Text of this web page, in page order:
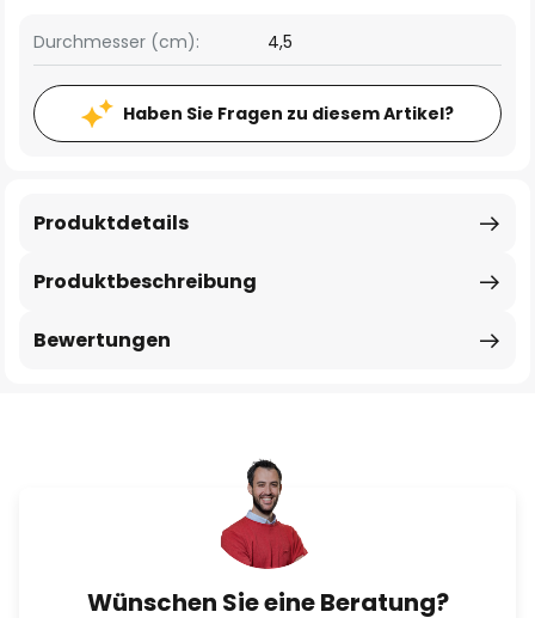
Durchmesser (cm): 4,5
Haben Sie Fragen zu diesem Artikel?
Produktbeschreibung
Produktdetails
Bewertungen
Wünschen Sie eine Beratung?